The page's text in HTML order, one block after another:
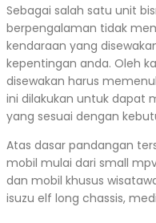
Sebagai salah satu unit
berpengalaman tidak
kendaraan yang
kepentingan anda. Oleh
disewakan harus
ini dilakukan untuk dapat
yang sesuai dengan
Atas dasar pandangan
mobil mulai dari small
dan mobil khusus
isuzu elf long chassis,